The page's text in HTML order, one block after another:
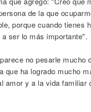
de la que
porque cuando tienes
ser lo más importante".
no pesarle mucho
que ha logrado mucho
amor y a la vida familiar